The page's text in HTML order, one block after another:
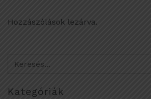
Hozzászólások lezárva.
Kategóriák